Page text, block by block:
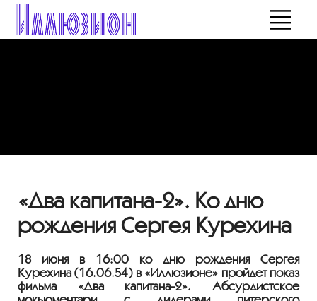
«Два капитана-2». Ко дню
рождения Сергея Курехина
18 июня в 16:00 ко дню рождения Сергея
Курехина (16.06.54) в «Иллюзионе» пройдет показ
фильма «Два капитана-2». Абсурдистское